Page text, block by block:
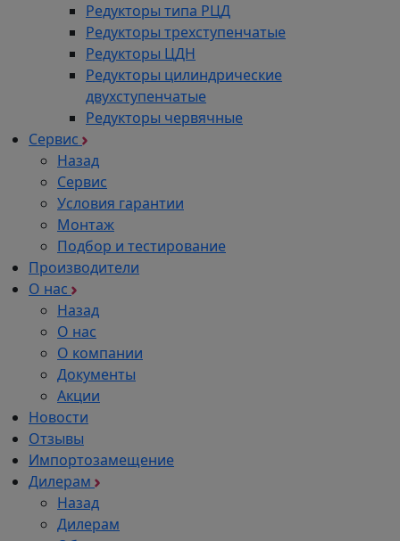
Редукторы типа РЦД
Редукторы трехступенчатые
Редукторы ЦДН
Редукторы цилиндрические
двухступенчатые
Редукторы червячные
Сервис
Назад
Сервис
Условия гарантии
Монтаж
Подбор и тестирование
Производители
О нас
Назад
О нас
О компании
Документы
Акции
Новости
Отзывы
Импортозамещение
Дилерам
Назад
Дилерам